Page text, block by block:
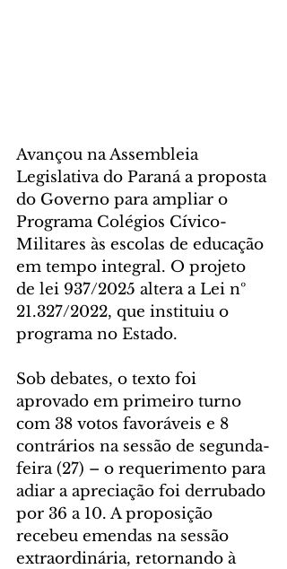
Avançou na Assembleia
Legislativa do Paraná a proposta
do Governo para ampliar o
Programa Colégios Cívico-
Militares às escolas de educação
em tempo integral. O projeto
de lei 937/2025 altera a Lei nº
21.327/2022, que instituiu o
programa no Estado.
Sob debates, o texto foi
aprovado em primeiro turno
com 38 votos favoráveis e 8
contrários na sessão de segunda-
feira (27) – o requerimento para
adiar a apreciação foi derrubado
por 36 a 10. A proposição
recebeu emendas na sessão
extraordinária, retornando à